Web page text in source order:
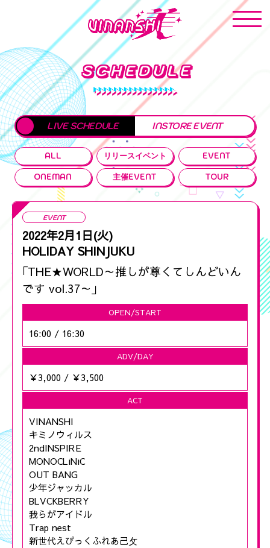
SCHEDULE
LIVE SCHEDULE INSTORE EVENT
ALL リリースイベント EVENT
ONEMAN 主催EVENT TOUR
EVENT
2022年2月1日(火)
HOLIDAY SHINJUKU
｢THE★WORLD～推しが尊くてしんどいん
です vol.37～｣
OPEN/START
16:00 / 16:30
ADV/DAY
￥3,000 / ￥3,500
ACT
VINANSHI
キミノウィルス
2ndINSPIRE
MONOCLiNiC
OUT BANG
少年ジャッカル
BLVCKBERRY
我らがアイドル
Trap nest
新世代えぴっくふれあ己攵